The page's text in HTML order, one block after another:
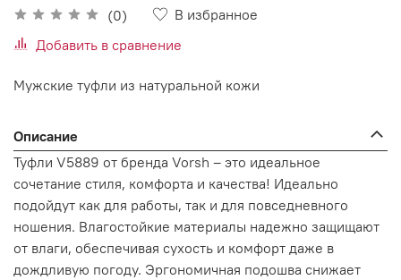
(0)
В избранное
Добавить в сравнение
Мужские туфли из натуральной кожи
Описание
Туфли V5889 от бренда Vorsh – это идеальное
сочетание стиля, комфорта и качества! Идеально
подойдут как для работы, так и для повседневного
ношения. Влагостойкие материалы надежно защищают
от влаги, обеспечивая сухость и комфорт даже в
дождливую погоду. Эргономичная подошва снижает